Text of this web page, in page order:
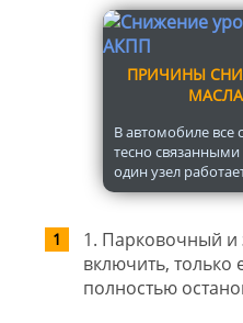
ПРИЧИНЫ
В автомобиле все
тесно
один узел
1. Парковочный
включить, только
полностью